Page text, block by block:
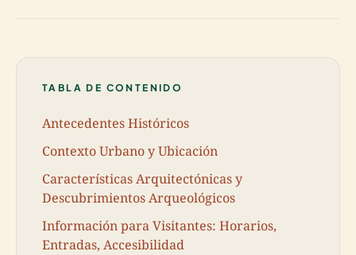
TABLA DE CONTENIDO
Antecedentes Históricos
Contexto Urbano y Ubicación
Características Arquitectónicas y
Descubrimientos Arqueológicos
Información para Visitantes: Horarios,
Entradas, Accesibilidad